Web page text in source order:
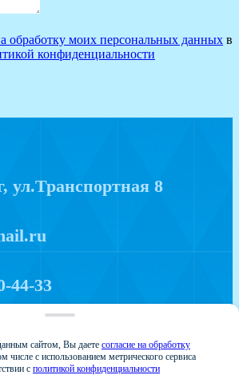
обработку моих персональных данных в
конфиденциальности
ул.Транспортная 8
44-33
сайтом, Вы даете согласие на обработку
числе с использованием метрического сервиса
с политикой конфиденциальности